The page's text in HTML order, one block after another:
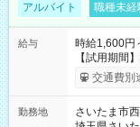
アルバイト 職種未経
給与
時給1,600円
【試用期間
交通費別
勤務地
さいたま市